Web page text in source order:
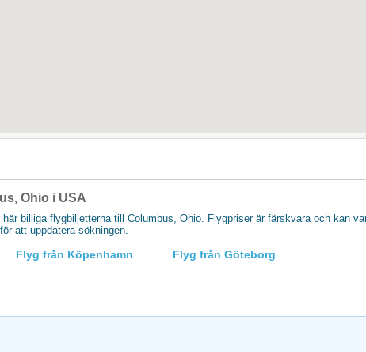
Ohio i USA
billiga flygbiljetterna till Columbus, Ohio. Flygpriser är färskvara och kan
att uppdatera sökningen.
Flyg från Köpenhamn Flyg från Göteborg